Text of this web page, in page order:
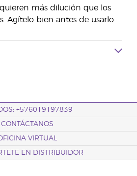
más dilución que los
Agítelo bien antes de usarlo.
+576019197839
CONTÁCTANOS
VIRTUAL
EN DISTRIBUIDOR